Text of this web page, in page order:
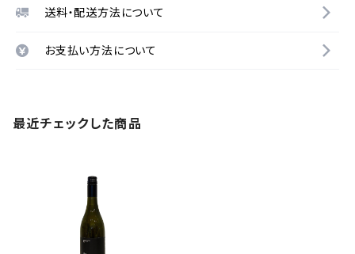
送料・配送方法について
お支払い方法について
最近チェックした商品